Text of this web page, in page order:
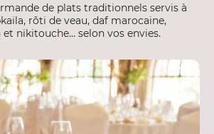
de plats traditionnels servis à
rôti de veau, daf marocaine,
nikitouche… selon vos envies.